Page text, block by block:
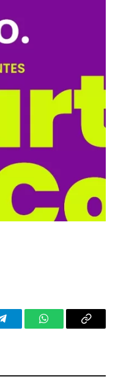
TelegramWhatsAppCopy